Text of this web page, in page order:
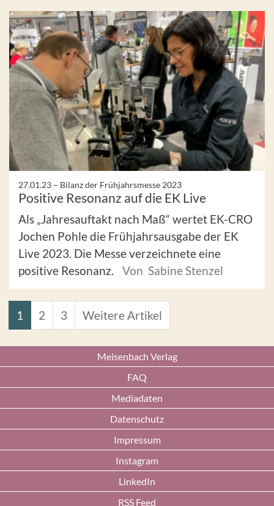
27.01.23 – Bilanz der Frühjahrsmesse 2023
Positive Resonanz auf die EK Live
Als „Jahresauftakt nach Maß“ wertet EK-CRO
Jochen Pohle die Frühjahrsausgabe der EK
Live 2023. Die Messe verzeichnete eine
positive Resonanz.
Von Sabine Stenzel
1 2 3 Weitere Artikel
Meisenbach Verlag
FAQ
Mediadaten
Datenschutz
Impressum
Instagram
LinkedIn
RSS Feed